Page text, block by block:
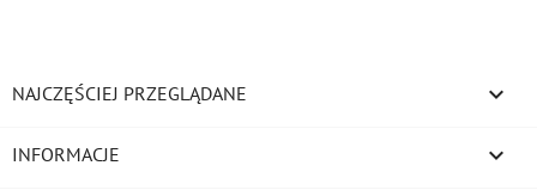
NAJCZĘŚCIEJ PRZEGLĄDANE 
INFORMACJE 